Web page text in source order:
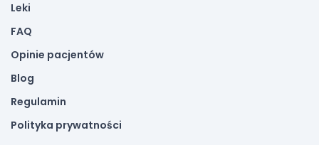
Leki
FAQ
Opinie pacjentów
Blog
Regulamin
Polityka prywatności